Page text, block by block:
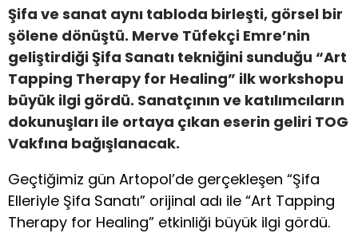
Şifa ve sanat aynı tabloda birleşti, görsel bir
şölene dönüştü. Merve Tüfekçi Emre’nin
geliştirdiği Şifa Sanatı tekniğini sunduğu “Art
Tapping Therapy for Healing” ilk workshopu
büyük ilgi gördü. Sanatçının ve katılımcıların
dokunuşları ile ortaya çıkan eserin geliri TOG
Vakfına bağışlanacak.
Geçtiğimiz gün Artopol’de gerçekleşen “Şifa
Elleriyle Şifa Sanatı” orijinal adı ile “Art Tapping
Therapy for Healing” etkinliği büyük ilgi gördü.